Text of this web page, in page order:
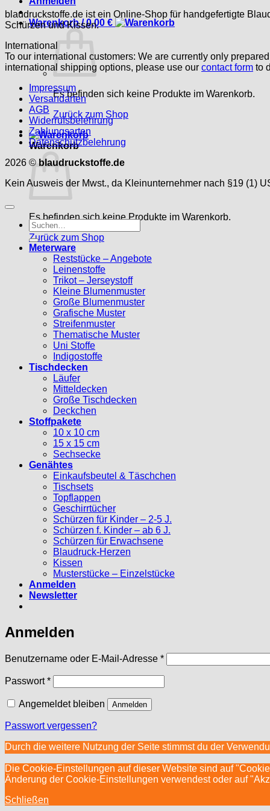
Warenkorb /0,00 €
Es befinden sich keine Produkte im Warenkorb.
Zurück zum Shop
Warenkorb
Es befinden sich keine Produkte im Warenkorb.
Zurück zum Shop
blaudruckstoffe.de ist ein Online-Shop für handgefertigte
Schürzen und Kissen.
International
To our international customers: We are currently only
international shipping options, please use our contact form to
Impressum
Versandarten
AGB
Widerrufsbelehrung
Zahlungsarten
Datenschutzbelehrung
2026 © blaudruckstoffe.de
Kein Ausweis der Mwst., da Kleinunternehmer nach §19 (1)
Suche
nach:
Meterware
Reststücke – Angebote
Leinenstoffe
Trikot – Jerseystoff
Kleine Blumenmuster
Große Blumenmuster
Grafische Muster
Streifenmuster
Thematische Muster
Uni Stoffe
Indigostoffe
Tischdecken
Läufer
Mitteldecken
Große Tischdecken
Deckchen
Stoffpakete
10 x 10 cm
15 x 15 cm
Sechsecke
Genähtes
Einkaufsbeutel & Täschchen
Tischsets
Topflappen
Geschirrtücher
Schürzen für Kinder – 2-5 J.
Schürzen f. Kinder – ab 6 J.
Schürzen für Erwachsene
Blaudruck-Herzen
Kissen
Musterstücke – Einzelstücke
Anmelden
Newsletter
Anmelden
Benutzername oder E-Mail-Adresse *Erforderlich
Passwort*Erforderlich
Angemeldet bleiben Anmelden
Passwort vergessen?
Durch die weitere Nutzung der Seite stimmst du der
Die Cookie-Einstellungen auf dieser Website sind auf
Änderung der Cookie-Einstellungen verwendest oder auf
Schließen